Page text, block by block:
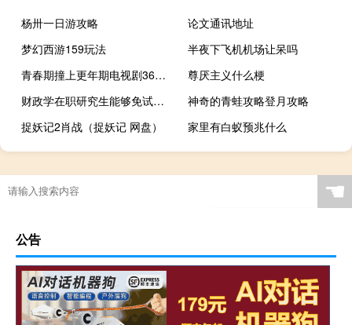
杨卅一日游攻略
论文通讯地址
梦幻西游159玩法
半夜下飞机机场让呆吗
青春期撞上更年期电视剧36（青春期撞上更年期大结局）
尊厌主义什么梗
财政学在职研究生能够免试入学吗
神奇的青蛙攻略登月攻略
捉妖记2肖战（捉妖记 网盘）
家里有白蚁预兆什么
☚
公告